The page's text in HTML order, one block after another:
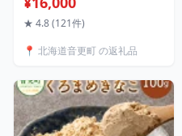
カマンベールチーズ スモー
クチーズ クリームチーズ
ーズ ゴーダ チーズ スライ
円 おつまみ 晩酌 セット 詰
め合わせ 乳製品 十勝 音更
町 送料無料
★ 4.8 (121件)
📍 北海道音更町 の返礼品